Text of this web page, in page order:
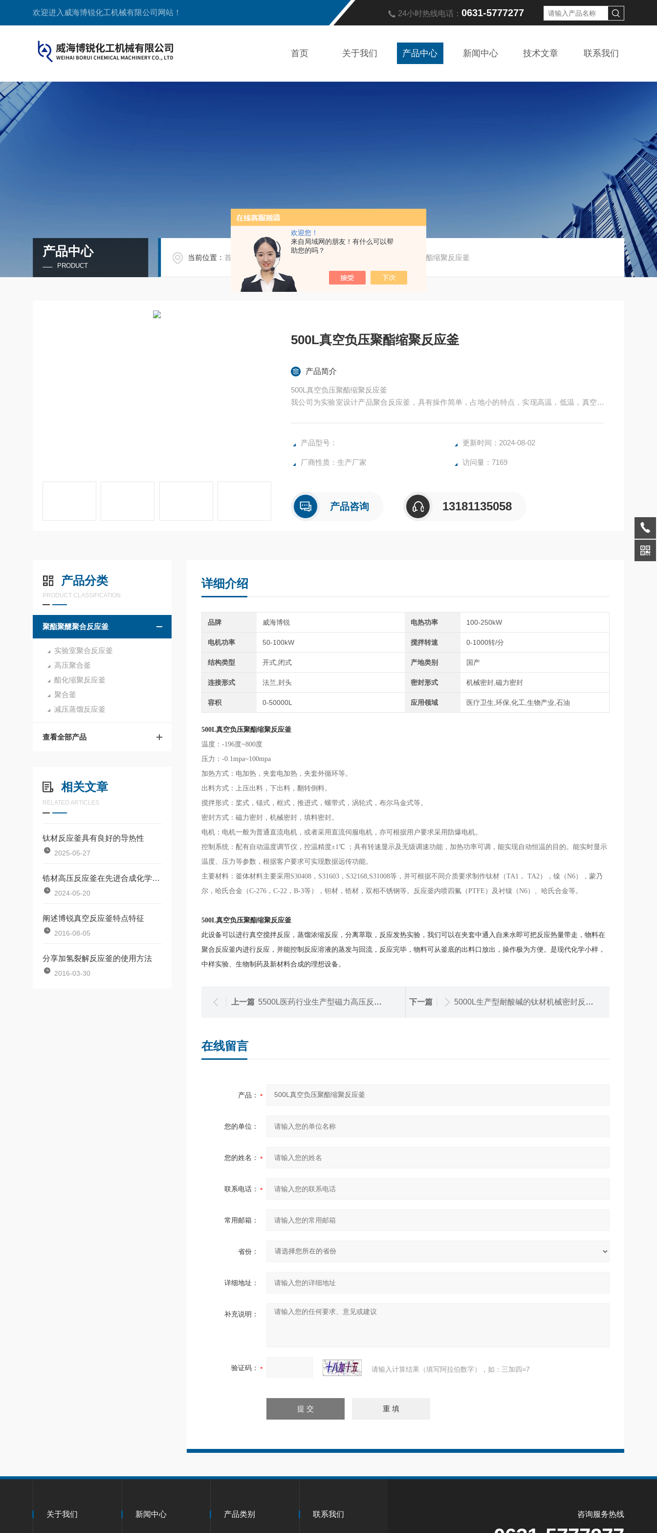
欢迎您！
来自局域网的朋友！有什么可以帮
助您的吗？
欢迎进入威海博锐化工机械有限公司网站！ 24小时热线电话： 0631-5777277
首页 关于我们 产品中心 新闻中心 技术文章 联系我们
产品中心
PRODUCT
当前位置：首页 产品中心/ / / 500L真空负压聚酯缩聚反应釜
500L真空负压聚酯缩聚反应釜
产品简介
500L真空负压聚酯缩聚反应釜
我公司为实验室设计产品聚合反应釜，具有操作简单，占地小的特点，实现高温，低温，真空负
且可以提供搅拌。
产品型号： 更新时间：2024-08-02
厂商性质：生产厂家 访问量：7169
产品咨询 13181135058
产品分类
PRODUCT CLASSIFICATION
聚酯聚醚聚合反应釜
实验室聚合反应釜
高压聚合釜
酯化缩聚反应釜
聚合釜
减压蒸馏反应釜
查看全部产品
相关文章
RELATED ARTICLES
钛材反应釜具有良好的导热性
2025-05-27
锆材高压反应釜在先进合成化学中的应用
2024-05-20
阐述博锐真空反应釜特点特征
2016-08-05
分享加氢裂解反应釜的使用方法
2016-03-30
详细介绍
品牌 威海博锐 电热功率 100-250kW
电机功率 50-100kW 搅拌转速 0-1000转/分
结构类型 开式,闭式 产地类别 国产
连接形式 法兰,封头 密封形式 机械密封,磁力密封
容积 0-50000L 应用领域 医疗卫生,环保,化工,生物产业,石油
500L真空负压聚酯缩聚反应釜
温度：-196度~800度
压力 ： -0.1mpa~100mpa
加热方式：电加热， 夹套电加热， 夹套外循环等。
出料方式：上压出料，下出料， 翻转倒料。
搅拌形式：桨式，锚式，框式，推进式，螺带式，涡轮式，布尔马金式等。
密封方式：磁力密封，机械密封，填料密封。
电机：电机一般为普通直流电机，或者采用直流伺服电机，亦可根据用户要求采用防爆电机。
控制系统：配有自动温度调节仪，控温精度±1℃ ；具有转速显示及无级调速功能，加热功率可调，能实现自动恒温的目的。 能实时显示
温度、 压力等参数 ， 根据客户要求可实现数据远传功能。
主要材料：釜体材料主要采用 S30408， S31603， S32168,S31008等，并可根据不同介质要求制作钛材（TA1 ， TA2），镍 （N6） ， 蒙乃
尔， 哈氏合金（C-276，C-22，B-3等） ， 钽材， 锆材， 双相不锈钢等。 反应釜内喷四氟（PTFE）及衬镍（N6） 、 哈氏合金等。
500L真空负压聚酯缩聚反应釜
此设备可以进行真空搅拌反应，蒸馏浓缩反应，分离萃取，反应发热实验，我们可以在夹套中通入自来水即可把反应热量带走，物料在
聚合反应釜内进行反应，并能控制反应溶液的蒸发与回流，反应完毕，物料可从釜底的出料口放出，操作极为方便。是现代化学小样，
中样实验、生物制药及新材料合成的理想设备。
上一篇 5500L医药行业生产型磁力高压反应釜 下一篇 5000L生产型耐酸碱的钛材机械密封反应釜
在线留言
产品：
您的单位：
您的姓名：
联系电话：
常用邮箱：
省份：
详细地址：
补充说明：
验证码： 请输入计算结果（填写阿拉伯数字），如：三加四=7
关于我们 新闻中心 产品类别 联系我们 咨询服务热线